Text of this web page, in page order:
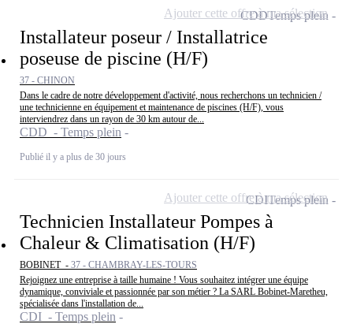
Installateur poseur / Installatrice
poseuse de piscine (H/F)
37 - CHINON
Dans le cadre de notre développement d'activité, nous recherchons un technicien /
une technicienne en équipement et maintenance de piscines (H/F), vous
interviendrez dans un rayon de 30 km autour de...
CDD - Temps plein
Publié il y a plus de 30 jours
CDDTemps plein
Ajouter cette offre à ma sélection
Technicien Installateur Pompes à
Chaleur & Climatisation (H/F)
BOBINET - 37 - CHAMBRAY-LES-TOURS
Rejoignez une entreprise à taille humaine ! Vous souhaitez intégrer une équipe
dynamique, conviviale et passionnée par son métier ? La SARL Bobinet-Maretheu,
spécialisée dans l'installation de...
CDI - Temps plein
CDITemps plein
Ajouter cette offre à ma sélection